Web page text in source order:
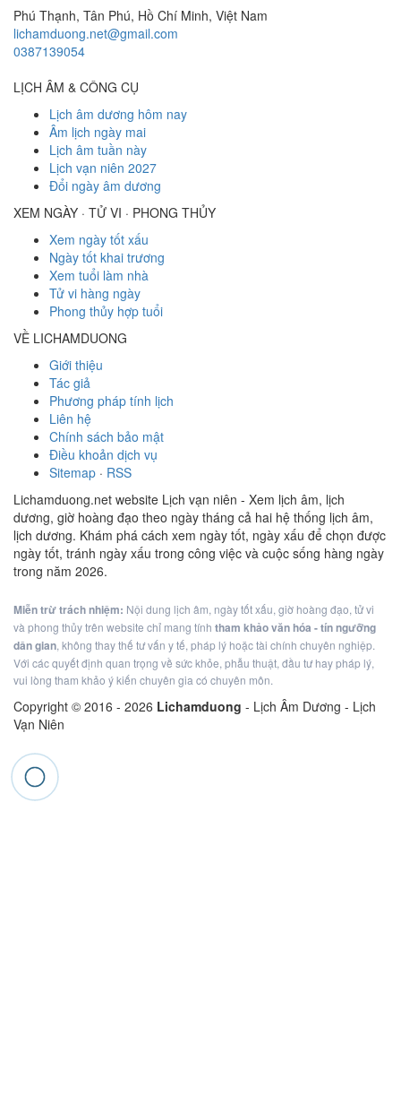
Phú Thạnh, Tân Phú, Hồ Chí Minh, Việt Nam
lichamduong.net@gmail.com
0387139054
LỊCH ÂM & CÔNG CỤ
Lịch âm dương hôm nay
Âm lịch ngày mai
Lịch âm tuần này
Lịch vạn niên 2027
Đổi ngày âm dương
XEM NGÀY · TỬ VI · PHONG THỦY
Xem ngày tốt xấu
Ngày tốt khai trương
Xem tuổi làm nhà
Tử vi hàng ngày
Phong thủy hợp tuổi
VỀ LICHAMDUONG
Giới thiệu
Tác giả
Phương pháp tính lịch
Liên hệ
Chính sách bảo mật
Điều khoản dịch vụ
Sitemap · RSS
Lichamduong.net website Lịch vạn niên - Xem lịch âm, lịch
dương, giờ hoàng đạo theo ngày tháng cả hai hệ thống lịch âm,
lịch dương. Khám phá cách xem ngày tốt, ngày xấu để chọn được
ngày tốt, tránh ngày xấu trong công việc và cuộc sống hàng ngày
trong năm 2026.
Miễn trừ trách nhiệm: Nội dung lịch âm, ngày tốt xấu, giờ hoàng đạo, tử vi
và phong thủy trên website chỉ mang tính tham khảo văn hóa - tín ngưỡng
dân gian, không thay thế tư vấn y tế, pháp lý hoặc tài chính chuyên nghiệp.
Với các quyết định quan trọng về sức khỏe, phẫu thuật, đầu tư hay pháp lý,
vui lòng tham khảo ý kiến chuyên gia có chuyên môn.
Copyright © 2016 - 2026 Lichamduong - Lịch Âm Dương - Lịch
Vạn Niên